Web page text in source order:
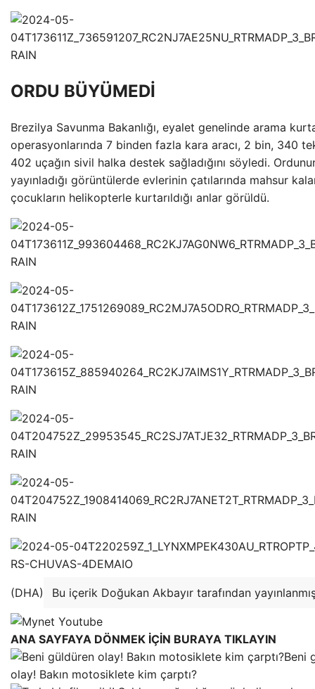
ORDU BÜYÜMEDİ
Brezilya Savunma Bakanlığı, eyalet genelinde arama
operasyonlarında 7 binden fazla kara aracı, 2 bin, 340
402 uçağın sivil halka destek sağladığını söyledi.
yayınladığı görüntülerde evlerinin çatılarında mahsur
çocukların helikopterle kurtarıldığı anlar görüldü.
(DHA) Bu içerik Doğukan Akbayır tarafından
ANA SAYFAYA DÖNMEK İÇİN BURAYA TIKLAYIN
Beni
olay! Bakın motosiklete kim çarptı?